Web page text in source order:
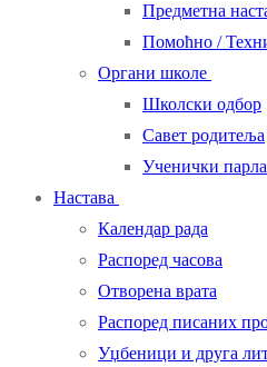
Предметна
Помоћно /
Органи школе
Школски одбор
Савет родитеља
Ученички
Настава
Календар рада
Распоред часова
Отворена врата
Распоред писаних
Уџбеници и друга